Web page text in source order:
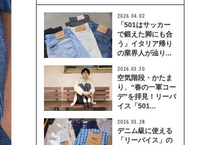
2026.04.02
「501はサッカー
で鍛えた脚にも合
う」イタリア帰り
の業界人が辿り...
2026.03.30
空気階段・かたま
り、“春の一軍コー
デ”を拝見！リーバ
イス「501...
2026.03.28
デニム級に使える
「リーバイス」の